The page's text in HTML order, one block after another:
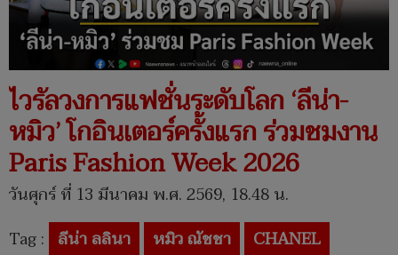
ไวรัลวงการแฟชั่นระดับโลก ‘ลีน่า-
หมิว’ โกอินเตอร์ครั้งแรก ร่วมชมงาน
Paris Fashion Week 2026
วันศุกร์ ที่ 13 มีนาคม พ.ศ. 2569, 18.48 น.
Tag : ลีน่า ลลินา หมิว ณัชชา
CHANEL